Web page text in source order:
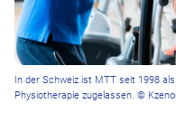
In der Schweiz ist MTT seit 1998
Physiotherapie zugelassen. ©